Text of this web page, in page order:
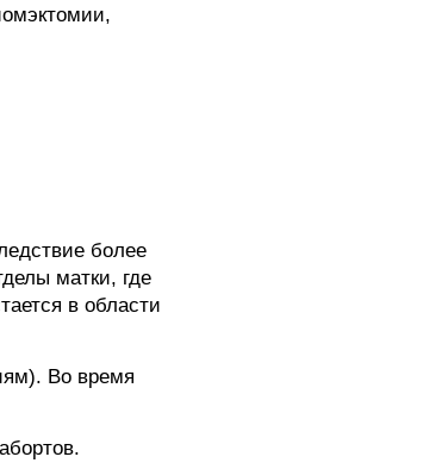
более
матки, где
в области
Во время